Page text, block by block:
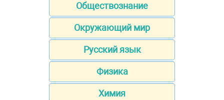
Обществознание
Окружающий мир
Русский язык
Физика
Химия